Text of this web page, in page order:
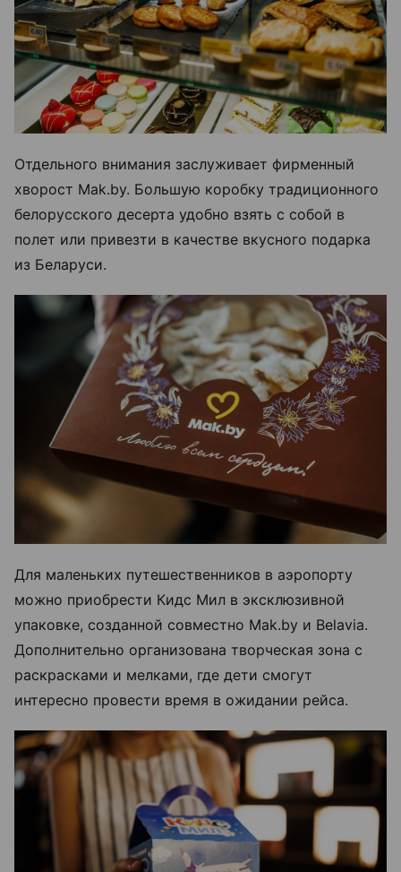
Отдельного внимания заслуживает фирменный
хворост Mak.by. Большую коробку традиционного
белорусского десерта удобно взять с собой в
полет или привезти в качестве вкусного подарка
из Беларуси.
Для маленьких путешественников в аэропорту
можно приобрести Кидс Мил в эксклюзивной
упаковке, созданной совместно Mak.by и Belavia.
Дополнительно организована творческая зона с
раскрасками и мелками, где дети смогут
интересно провести время в ожидании рейса.